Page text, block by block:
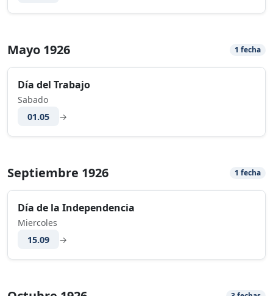
Mayo 1926 1 fecha
Día del Trabajo
Sabado
01.05
→
Septiembre 1926 1 fecha
Día de la Independencia
Miercoles
15.09
→